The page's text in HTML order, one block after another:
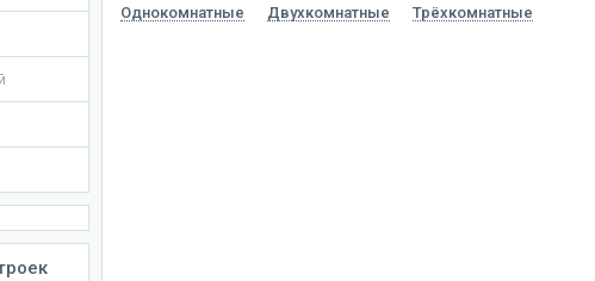
Однокомнатные Двухкомнатные Трёхкомнатные